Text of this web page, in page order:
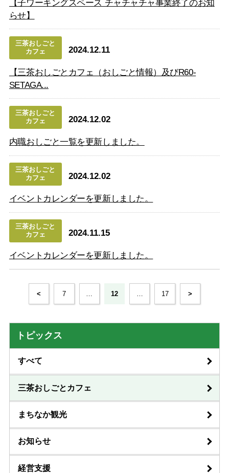
【子ワーキングスペース チャチャチャ事業終了のお知
らせ】
三茶おしごと
カフェ
2024.12.11
【三茶おしごとカフェ（おしごと情報）及びR60-
SETAGA...
三茶おしごと
カフェ
2024.12.02
内職おしごと一覧を更新しました。
三茶おしごと
カフェ
2024.12.02
イベントカレンダーを更新しました。
三茶おしごと
カフェ
2024.11.15
イベントカレンダーを更新しました。
< 7 … 12 … 17 >
トピックス
すべて
三茶おしごとカフェ
まちなか観光
お知らせ
経営支援